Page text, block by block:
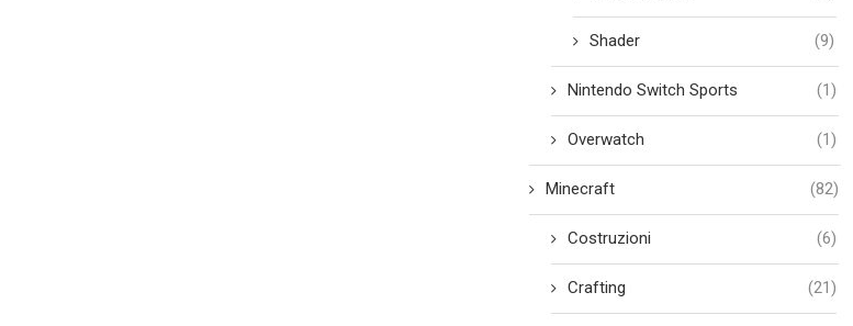
Shader (9)
Nintendo Switch Sports (1)
Overwatch (1)
Minecraft (82)
Costruzioni (6)
Crafting (21)